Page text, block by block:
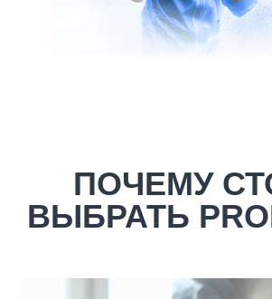
ПОЧЕМУ
ВЫБРАТЬ